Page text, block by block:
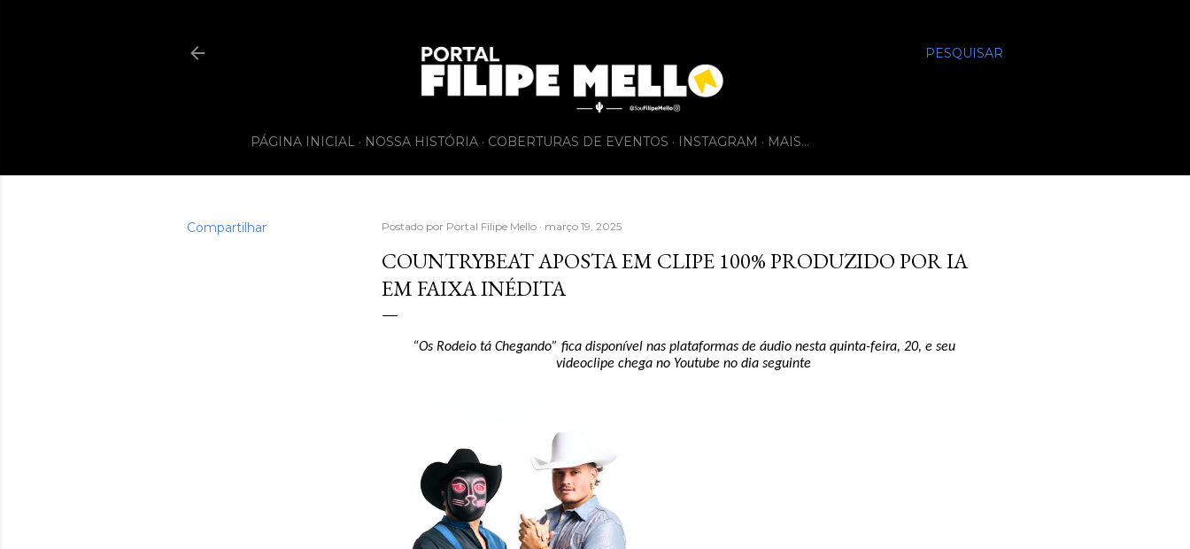
PESQUISAR
PÁGINA INICIAL NOSSA HISTÓRIA COBERTURAS DE EVENTOS INSTAGRAM MAIS…
Compartilhar Postado por Portal Filipe Mello março 19, 2025
COUNTRYBEAT APOSTA EM CLIPE 100% PRODUZIDO POR IA
EM FAIXA INÉDITA
“Os Rodeio tá Chegando” fica disponível nas plataformas de áudio nesta quinta-feira, 20, e seu
videoclipe chega no Youtube no dia seguinte